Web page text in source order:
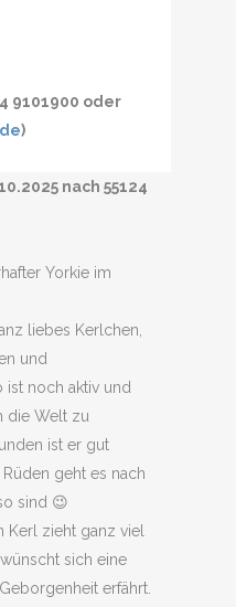
9101900 oder
)
nach 55124
Yorkie im
liebes Kerlchen,
und
noch aktiv und
die Welt zu
ist er gut
geht es nach
sind 😉
Kerl zieht ganz viel
wünscht sich eine
erfährt.